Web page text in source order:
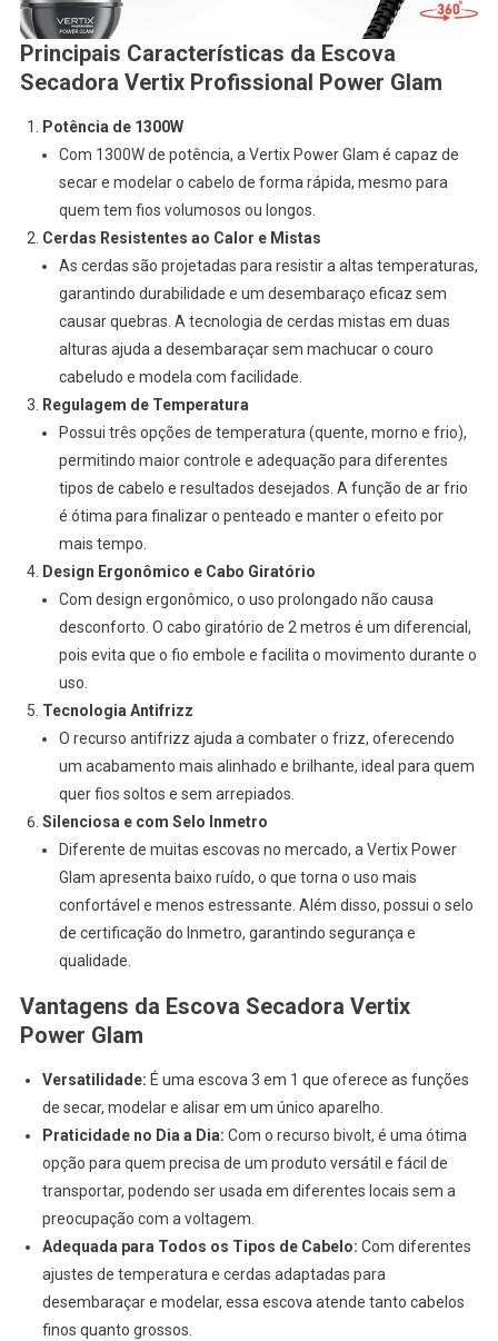
Principais Características da Escova
Secadora Vertix Profissional Power Glam
Potência de 1300W
Com 1300W de potência, a Vertix Power Glam é capaz de
secar e modelar o cabelo de forma rápida, mesmo para
quem tem fios volumosos ou longos.
Cerdas Resistentes ao Calor e Mistas
As cerdas são projetadas para resistir a altas temperaturas,
garantindo durabilidade e um desembaraço eficaz sem
causar quebras. A tecnologia de cerdas mistas em duas
alturas ajuda a desembaraçar sem machucar o couro
cabeludo e modela com facilidade.
Regulagem de Temperatura
Possui três opções de temperatura (quente, morno e frio),
permitindo maior controle e adequação para diferentes
tipos de cabelo e resultados desejados. A função de ar frio
é ótima para finalizar o penteado e manter o efeito por
mais tempo.
Design Ergonômico e Cabo Giratório
Com design ergonômico, o uso prolongado não causa
desconforto. O cabo giratório de 2 metros é um diferencial,
pois evita que o fio embole e facilita o movimento durante o
uso.
Tecnologia Antifrizz
O recurso antifrizz ajuda a combater o frizz, oferecendo
um acabamento mais alinhado e brilhante, ideal para quem
quer fios soltos e sem arrepiados.
Silenciosa e com Selo Inmetro
Diferente de muitas escovas no mercado, a Vertix Power
Glam apresenta baixo ruído, o que torna o uso mais
confortável e menos estressante. Além disso, possui o selo
de certificação do Inmetro, garantindo segurança e
qualidade.
Vantagens da Escova Secadora Vertix
Power Glam
Versatilidade: É uma escova 3 em 1 que oferece as funções
de secar, modelar e alisar em um único aparelho.
Praticidade no Dia a Dia: Com o recurso bivolt, é uma ótima
opção para quem precisa de um produto versátil e fácil de
transportar, podendo ser usada em diferentes locais sem a
preocupação com a voltagem.
Adequada para Todos os Tipos de Cabelo: Com diferentes
ajustes de temperatura e cerdas adaptadas para
desembaraçar e modelar, essa escova atende tanto cabelos
finos quanto grossos.